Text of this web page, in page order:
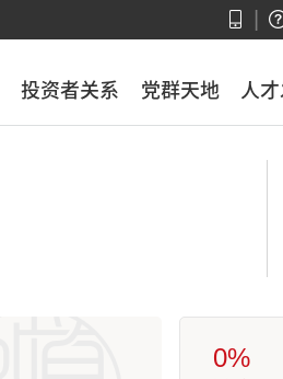
投资者关系 党群天地 人
投资者关系 党群天地 人
0%